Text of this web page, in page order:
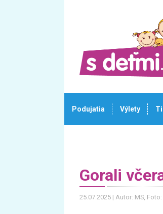
Podujatia Výlety
Gorali
25.07.2025 Autor: MS,